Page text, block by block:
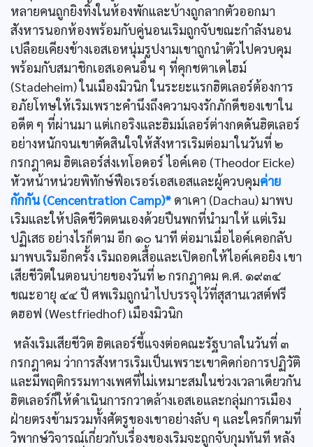
หลายคนถูกยิงทิ้งในห้องพักและบ้างถูกลากตัวออกมา
สังหารนอกห้องพร้อมกับคู่นอนเริมถูกจับขณะกำลังนอน
เปลือยเคียงข้างเอสเอหนุ่มรูปงามเขาถูกนำตัวไปควบคุม
พร้อมกับสมาชิกเอสเอคนอื่น ๆ ที่คุกชตาเดไฮม์
(Stadeheim) ในเมืองมิวนิก ในระยะแรกฮิตเลอร์ต้องการ
อภัยโทษให้เริมเพราะคำนึงถึงความจงรักภักดีของเขาใน
อดีต ๆ ที่ผ่านมา แต่เกอริงและฮิมม์เลอร์ต่างกดดันฮิตเลอร์
อย่างหนักจนเขาตัดสินใจให้สังหารเริมต่อมาในวันที่ ๒
กรกฎาคม ฮิตเลอร์ส่งเทโอดอร์ ไอค์เคอ (Theodor Eicke)
หัวหน้าหน่วยพิทักษ์ฟือเรอร์เอสเอสและผู้ควบคุมค่าย
กักกัน (Cencentration Camp)* ดาเคา (Dachau) มาพบ
เริมและให้ปลิดชีวิตตนเองด้วยปืนพกที่นำมาให้ แต่เริม
ปฏิเสธ อย่างไรก็ตาม อีก ๑๐ นาที ต่อมาเมื่อไอค์เคอกลับ
มาพบเริมอีกครั้ง เริมถอดเสื้อและเปิดอกให้ไอค์เคอยิง เขา
เสียชีวิตในตอนบ่ายของวันที่ ๒ กรกฎาคม ค.ศ. ๑๙๓๔
ขณะอายุ ๔๔ ปี ศพเริมถูกนำไปบรรจุไว้ที่สุสานเวสต์ฟรี
ดฮอฟ (Westfriedhof) เมืองมิวนิก
หลังเริมเสียชีวิต ฮิตเลอร์ชี้แจงต่อคณะรัฐบาลในวันที่ ๓
กรกฎาคม ว่าการสังหารเริมเป็นเพราะเขาคิดก่อการปฏิวัติ
และมีพฤติกรรมทางเพศที่ไม่เหมาะสมในช่วงเวลาเดียวกัน
ฮิตเลอร์ก็ให้ดำเนินการกวาดล้างเอสเอและกลุ่มการเมือง
ฝ่ายตรงข้ามรวมทั้งศัตรูของเขาอย่างลับ ๆ และใครก็ตามที่
วิพากษ์วิจารณ์เกี่ยวกับเรื่องของเริมจะถูกจับกุมทันที หลัง